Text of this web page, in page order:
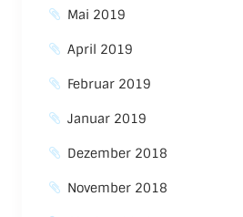
Mai 2019
April 2019
Februar 2019
Januar 2019
Dezember 2018
November 2018